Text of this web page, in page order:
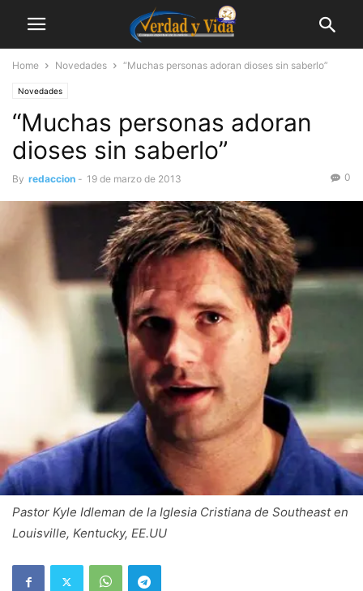
Home Novedades “Muchas personas adoran dioses sin saberlo”
Novedades
“Muchas personas adoran
dioses sin saberlo”
By redaccion - 19 de marzo de 2013 0
Pastor Kyle Idleman de la Iglesia Cristiana de Southeast en
Louisville, Kentucky, EE.UU